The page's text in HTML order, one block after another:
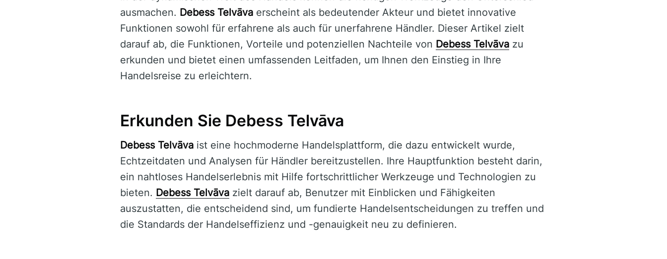
ausmachen. Debess Telvāva erscheint als bedeutender Akteur und bietet innovative
Funktionen sowohl für erfahrene als auch für unerfahrene Händler. Dieser Artikel zielt
darauf ab, die Funktionen, Vorteile und potenziellen Nachteile von Debess Telvāva zu
erkunden und bietet einen umfassenden Leitfaden, um Ihnen den Einstieg in Ihre
Handelsreise zu erleichtern.
Erkunden Sie Debess Telvāva
Debess Telvāva ist eine hochmoderne Handelsplattform, die dazu entwickelt wurde,
Echtzeitdaten und Analysen für Händler bereitzustellen. Ihre Hauptfunktion besteht darin,
ein nahtloses Handelserlebnis mit Hilfe fortschrittlicher Werkzeuge und Technologien zu
bieten. Debess Telvāva zielt darauf ab, Benutzer mit Einblicken und Fähigkeiten
auszustatten, die entscheidend sind, um fundierte Handelsentscheidungen zu treffen und
die Standards der Handelseffizienz und -genauigkeit neu zu definieren.